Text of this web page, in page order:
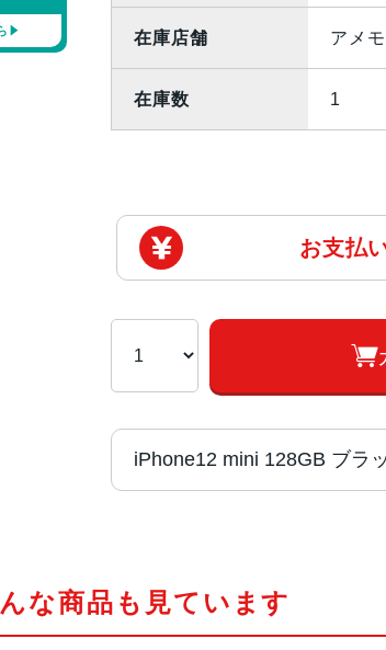
在庫店舗 アメ
在庫数 1
お支払
iPhone12 mini 128GB ブラ
発売日
な商品も見ています